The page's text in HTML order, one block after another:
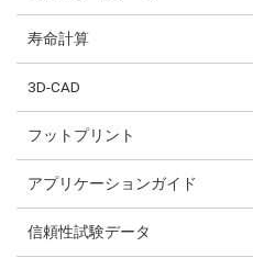
寿命計算
3D-CAD
フットプリント
アプリケーションガイド
信頼性試験データ